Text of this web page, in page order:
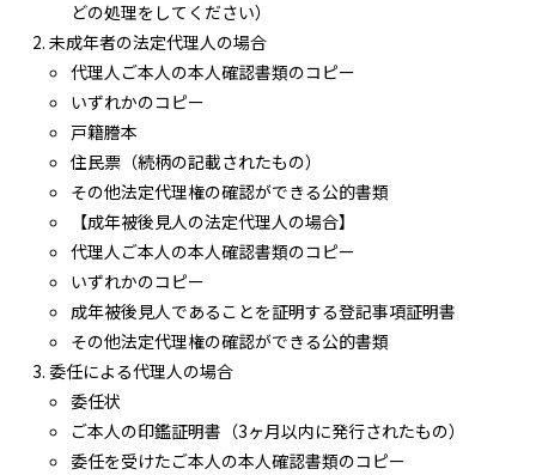
どの処理をしてください）
未成年者の法定代理人の場合
代理人ご本人の本人確認書類のコピー
いずれかのコピー
戸籍謄本
住民票（続柄の記載されたもの）
その他法定代理権の確認ができる公的書類
【成年被後見人の法定代理人の場合】
代理人ご本人の本人確認書類のコピー
いずれかのコピー
成年被後見人であることを証明する登記事項証明書
その他法定代理権の確認ができる公的書類
委任による代理人の場合
委任状
ご本人の印鑑証明書（3ヶ月以内に発行されたもの）
委任を受けたご本人の本人確認書類のコピー